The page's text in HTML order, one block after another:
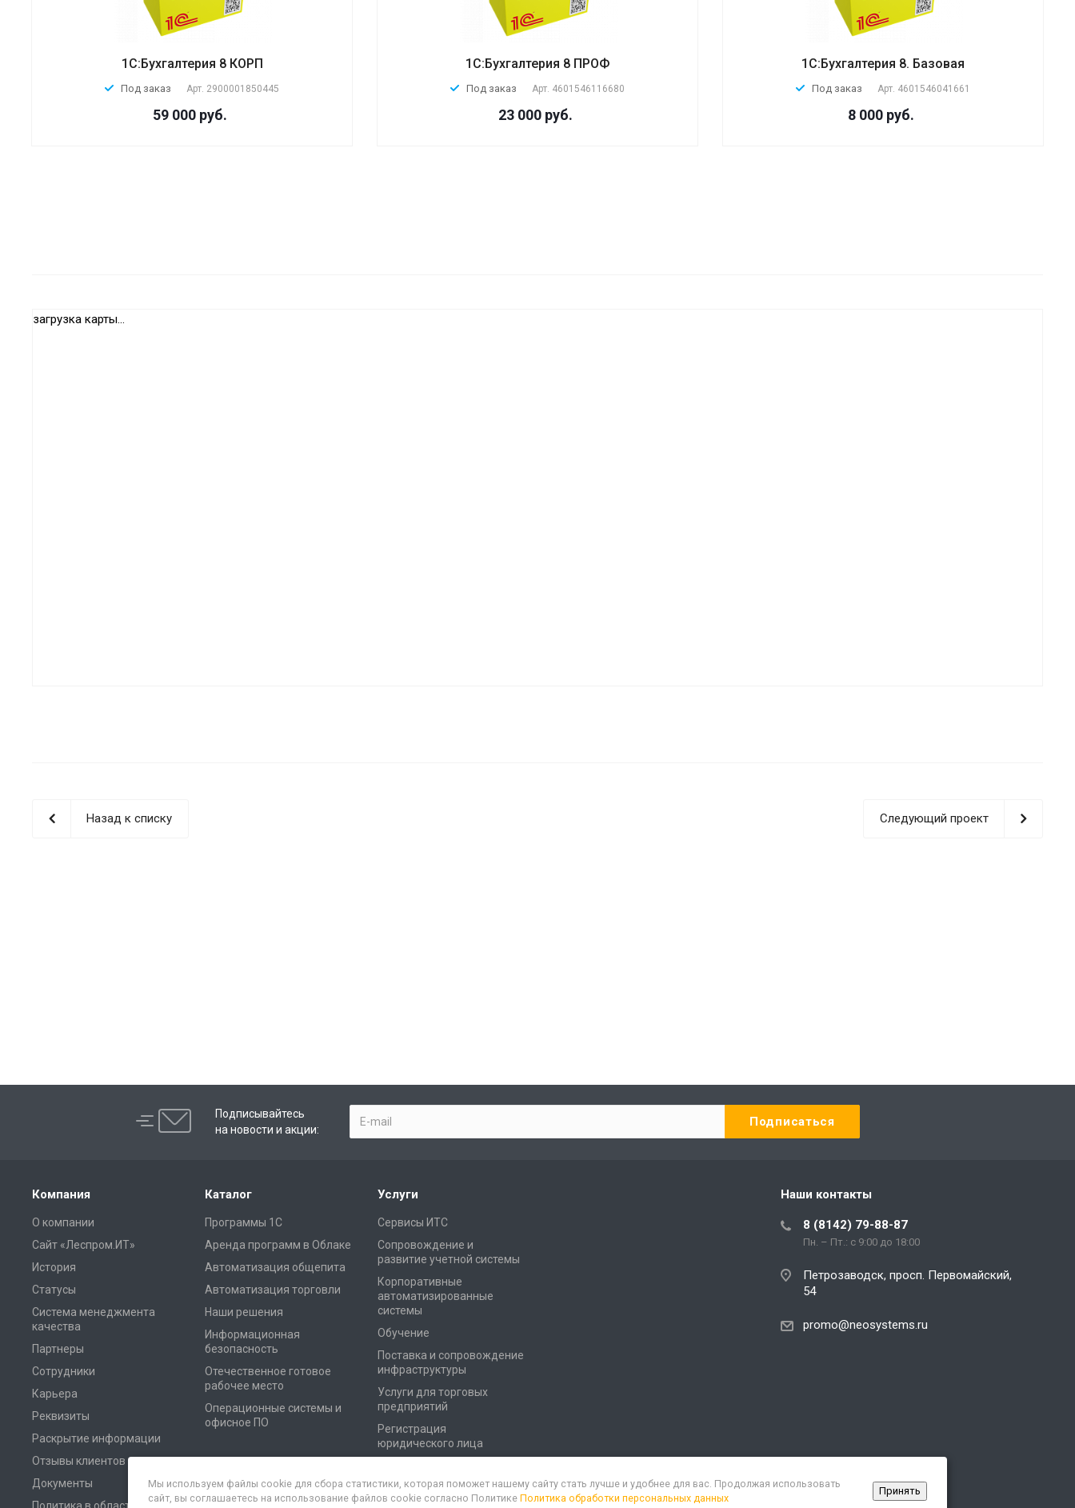
1С:Бухгалтерия 8 КОРП
Под заказ Арт. 2900001850445
59 000 руб.
1С:Бухгалтерия 8 ПРОФ
Под заказ Арт. 4601546116680
23 000 руб.
1С:Бухгалтерия 8. Базовая
Под заказ Арт. 4601546041661
8 000 руб.
загрузка карты...
Назад к списку Следующий проект
Подписывайтесь
на новости и акции:
Компания
О компании
Сайт «Леспром.ИТ»
История
Статусы
Система менеджмента
качества
Партнеры
Сотрудники
Карьера
Реквизиты
Раскрытие информации
Отзывы клиентов
Документы
Каталог
Программы 1С
Аренда программ в Облаке
Автоматизация общепита
Автоматизация торговли
Наши решения
Информационная
безопасность
Отечественное готовое
рабочее место
Операционные системы и
офисное ПО
Услуги
Сервисы ИТС
Сопровождение и
развитие учетной системы
Корпоративные
автоматизированные
системы
Обучение
Поставка и сопровождение
инфраструктуры
Услуги для торговых
предприятий
Регистрация
юридического лица
Наши контакты
8 (8142) 79-88-87
Пн. – Пт.: с 9:00 до 18:00
Петрозаводск, просп. Первомайский,
54
promo@neosystems.ru
Мы используем файлы cookie для сбора статистики, которая поможет нашему сайту стать лучше и удобнее для вас. Продолжая использовать
сайт, вы соглашаетесь на использование файлов cookie согласно Политике Политика обработки персональных данных
Принять